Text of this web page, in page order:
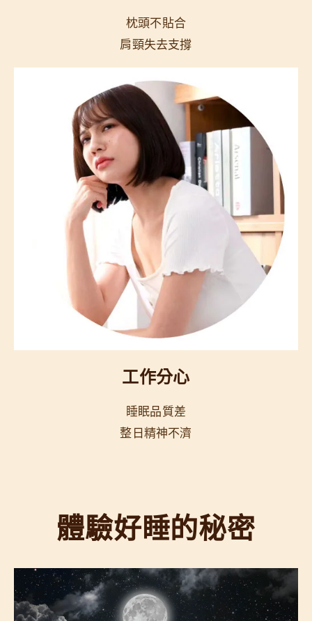
枕頭不貼合
肩頸失去支撐
工作分心
睡眠品質差
整日精神不濟
體驗好睡的秘密